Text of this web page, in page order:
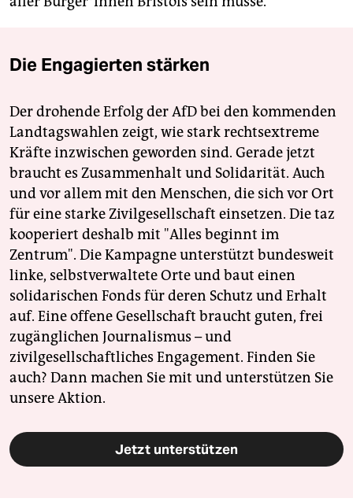
Die Engagierten stärken
Der drohende Erfolg der AfD bei den kommenden
Landtagswahlen zeigt, wie stark rechtsextreme
Kräfte inzwischen geworden sind. Gerade jetzt
braucht es Zusammenhalt und Solidarität. Auch
und vor allem mit den Menschen, die sich vor Ort
für eine starke Zivilgesellschaft einsetzen. Die taz
kooperiert deshalb mit "Alles beginnt im
Zentrum". Die Kampagne unterstützt bundesweit
linke, selbstverwaltete Orte und baut einen
solidarischen Fonds für deren Schutz und Erhalt
auf. Eine offene Gesellschaft braucht guten, frei
zugänglichen Journalismus – und
zivilgesellschaftliches Engagement. Finden Sie
auch? Dann machen Sie mit und unterstützen Sie
unsere Aktion.
Jetzt unterstützen